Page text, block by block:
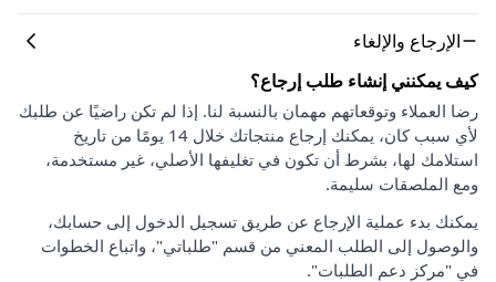
الإرجاع والإلغاء
كيف يمكنني إنشاء طلب إرجاع؟
رضا العملاء وتوقعاتهم مهمان بالنسبة لنا. إذا لم تكن راضيًا عن طلبك
لأي سبب كان، يمكنك إرجاع منتجاتك خلال 14 يومًا من تاريخ
استلامك لها، بشرط أن تكون في تغليفها الأصلي، غير مستخدمة،
ومع الملصقات سليمة.
يمكنك بدء عملية الإرجاع عن طريق تسجيل الدخول إلى حسابك،
والوصول إلى الطلب المعني من قسم "طلباتي"، واتباع الخطوات
في "مركز دعم الطلبات".